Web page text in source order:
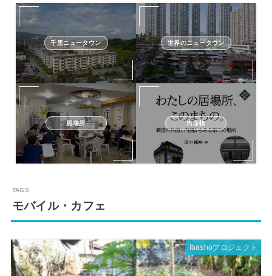
千里ニュータウン 世界のニュータウン
居場所 出版物
モバイル・カフェ
Ibashoプロジェクト